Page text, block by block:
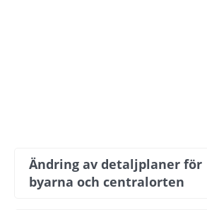
Ändring av detaljplaner för
byarna och centralorten